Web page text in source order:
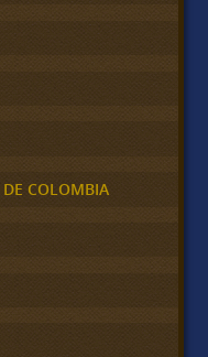
COLOMBIA